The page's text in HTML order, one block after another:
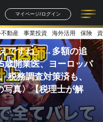
マイページ/ログイン
記事一覧 連載一覧
著者一覧 書籍一覧
動産 事業投資 海外活用 保険
ですね」→多額の追
開業医、ヨーロッパ
税務調査対策済も、
写真〉【税理士が解